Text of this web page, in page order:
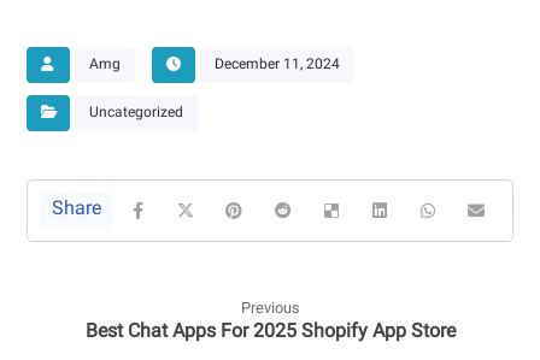
Amg December 11, 2024
Uncategorized
Previous
Best Chat Apps For 2025 Shopify App Store